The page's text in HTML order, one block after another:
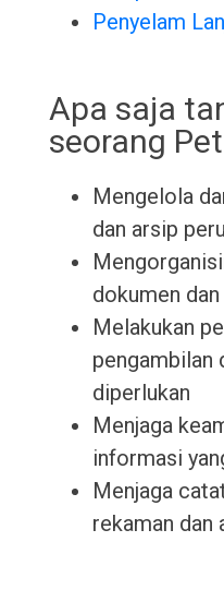
Penyelam
Apa saja
seorang
Mengelola
dan arsip
dokumen
Melakukan
pengambilan
diperlukan
Menjaga
informasi
Menjaga
rekaman dan